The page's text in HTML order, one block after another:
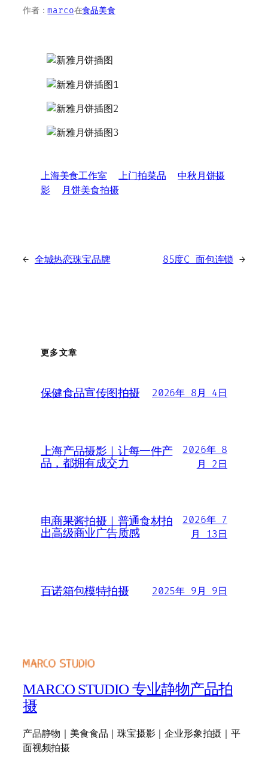
作者：marco在食品美食
上海美食工作室 上门拍菜品
中秋月饼摄
影
月饼美食拍摄
← 全城热恋珠宝品牌 85度C 面包连锁 →
更多文章
保健食品宣传图拍摄 2026年 8月 4日
上海产品摄影｜让每一件产
品，都拥有成交力
2026年 8
月 2日
电商果酱拍摄｜普通食材拍
出高级商业广告质感
2026年 7
月 13日
百诺箱包模特拍摄 2025年 9月 9日
MARCO STUDIO 专业静物产品拍
摄
产品静物｜美食食品｜珠宝摄影｜企业形象拍摄｜平
面视频拍摄